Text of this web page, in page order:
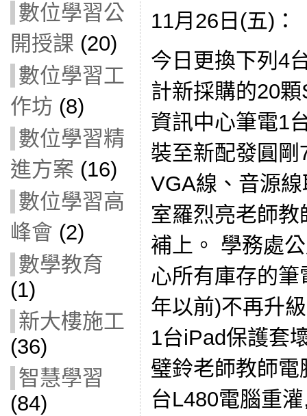
數位學習公
開授課 (20)
數位學習工
作坊 (8)
數位學習精
進方案 (16)
數位學習高
峰會 (2)
數學教育
(1)
新大樓施工
(36)
智慧學習
(84)
11月26日(五)：
今日更換下列4
計新採購的20
資訊中心筆電1
裝至新配發圓
VGA線、音源
室羅烈亮老師
補上。 學務處
心所有庫存的
年以前)不再升
1台iPad保護套
璧鈴老師教師
台L480電腦重